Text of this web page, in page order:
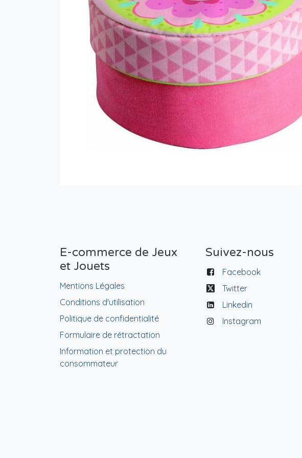
E-commerce de Jeux
et Jouets
Mentions Légales
Conditions d'utilisation
Politique de confidentialité
Formulaire de rétractation
Information et protection du
consommateur
Suivez-nous
Facebook
Twitter
Linkedin
Instagram